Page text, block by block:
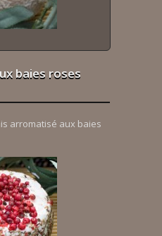
baies roses
arromatisé aux baies